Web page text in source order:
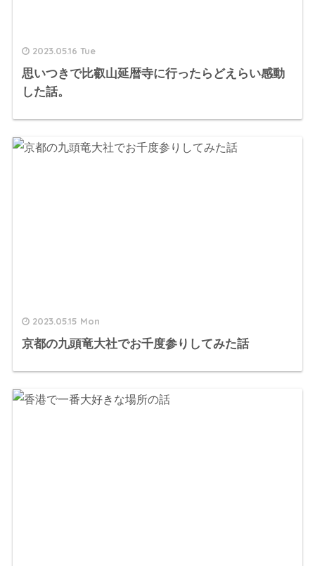
2023.05.16 Tue
思いつきで比叡山延暦寺に行ったらどえらい感動
した話。
2023.05.15 Mon
京都の九頭竜大社でお千度参りしてみた話